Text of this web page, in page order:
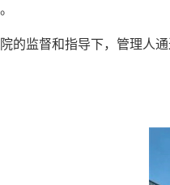
的监督和指导下，管理人